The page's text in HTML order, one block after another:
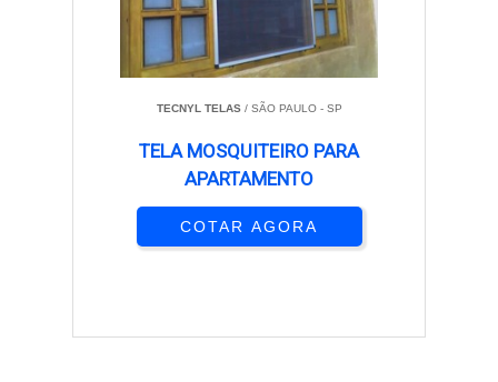
TECNYL TELAS/ SÃO PAULO - SP
TELA MOSQUITEIRO PARA
APARTAMENTO
COTAR AGORA